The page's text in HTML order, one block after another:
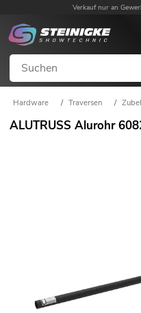
Verkauf nur an
Hardware / Traversen /
ALUTRUSS Alurohr